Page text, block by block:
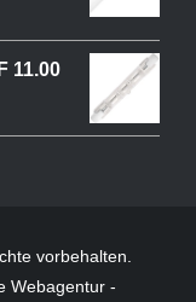
11.00
vorbehalten.
Webagentur -